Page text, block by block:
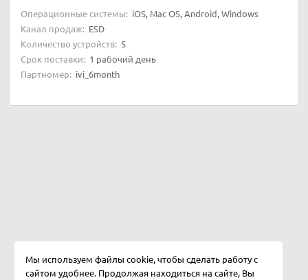
Операционные системы: iOS, Mac OS, Android, Windows
Канал продаж: ESD
Количество устройств: 5
Срок поставки: 1 рабочий день
Партномер: ivi_6month
Мы используем файлы cookie, чтобы сделать работу с
сайтом удобнее. Продолжая находиться на сайте, Вы